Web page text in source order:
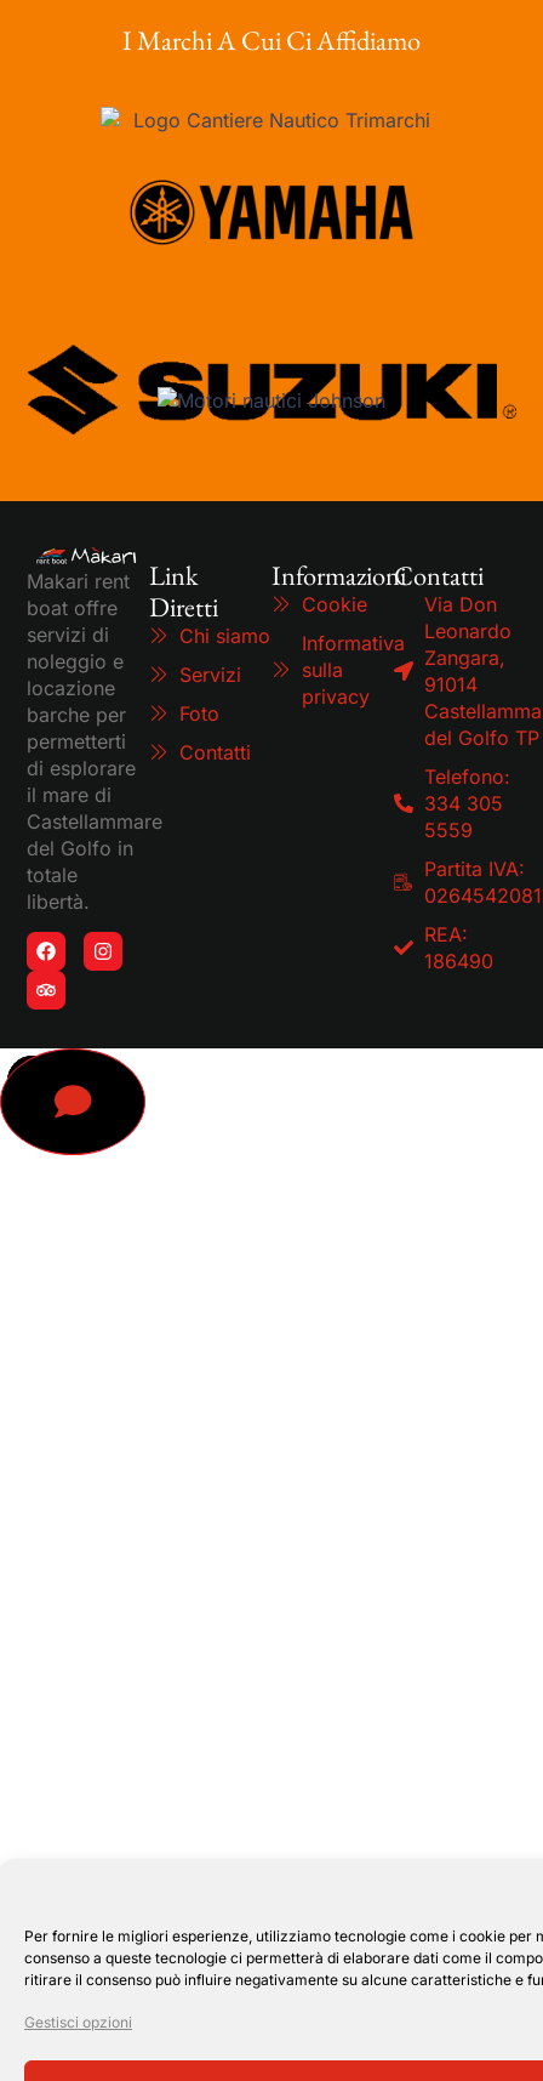
Per fornire le migliori esperienze, utilizziamo tecnologie come i cookie
consenso a queste tecnologie ci permetterà di elaborare dati come il
ritirare il consenso può influire negativamente su alcune caratteristiche e
Gestisci opzioni
I Marchi A Cui Ci Affidiamo
Makari rent
boat offre
servizi di
noleggio e
locazione
barche per
permetterti
di esplorare
il mare di
Castellammare
del Golfo in
totale
libertà.
Link
Diretti
Chi siamo
Servizi
Foto
Contatti
Informazioni
Cookie
Informativa
sulla
privacy
Contatti
Via Don
Leonardo
Zangara,
91014
del Golfo TP
Telefono:
334 305
5559
Partita IVA:
REA:
186490